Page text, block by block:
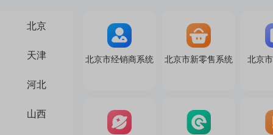
北京
天津
河北
山西
北京市经销商系统 北京市新零售系统 北京